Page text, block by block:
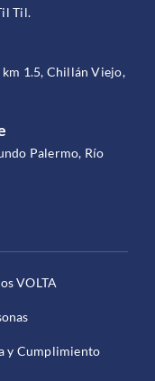
Til.
1.5, Chillán Viejo,
Palermo, Río
VOLTA
y Cumplimiento